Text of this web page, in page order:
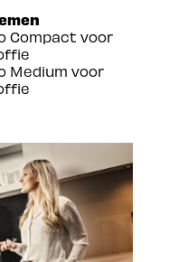
Compact voor
Medium voor